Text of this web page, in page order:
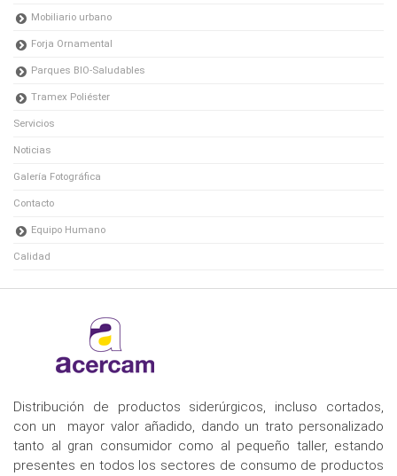
Mobiliario urbano
Forja Ornamental
Parques BIO-Saludables
Tramex Poliéster
Servicios
Noticias
Galería Fotográfica
Contacto
Equipo Humano
Calidad
Distribución de productos siderúrgicos, incluso cortados,
con un mayor valor añadido, dando un trato personalizado
tanto al gran consumidor como al pequeño taller, estando
presentes en todos los sectores de consumo de productos